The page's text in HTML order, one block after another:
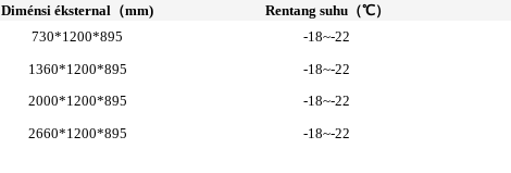
Diménsi éksternal（mm) Rentang suhu（℃）
730*1200*895 -18~-22
1360*1200*895 -18~-22
2000*1200*895 -18~-22
2660*1200*895 -18~-22